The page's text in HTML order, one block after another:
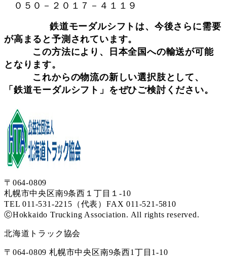
０５０－２０１７－４１１９
鉄道モーダルシフトは、今後さらに需要
が高まると予測されています。
この方法により、日本全国への輸送が可能
となります。
これからの物流の新しい選択肢として、
「鉄道モーダルシフト」をぜひご検討ください。
〒064-0809
札幌市中央区南9条西１丁目１-10
TEL 011-531-2215（代表）FAX 011-521-5810
ⒸHokkaido Trucking Association. All rights reserved.
北海道トラック協会
〒064-0809 札幌市中央区南9条西1丁目1-10